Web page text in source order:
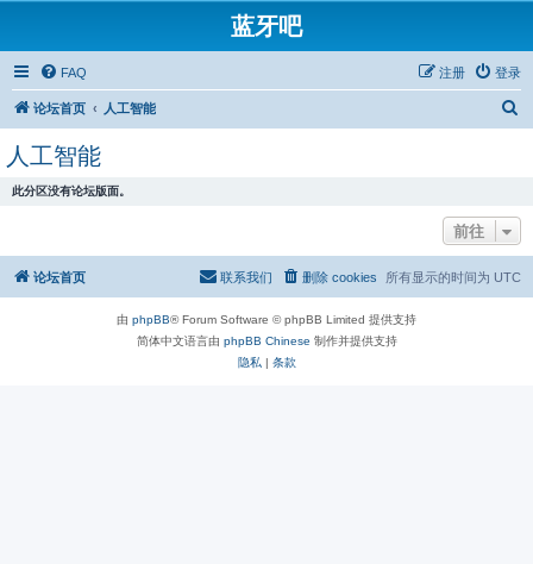
蓝牙吧
FAQ 登录
注册
论坛首页 人工智能
人工智能
此分区没有论坛版面。
前往
论坛首页 所有显示的时间为 UTC
删除 cookies
联系我们
由 phpBB® Forum Software © phpBB Limited 提供支持
简体中文语言由 phpBB Chinese 制作并提供支持
隐私 | 条款